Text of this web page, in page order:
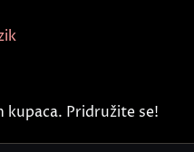
Pridružite se!